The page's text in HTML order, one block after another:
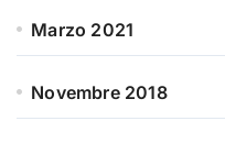
Marzo 2021
Novembre 2018